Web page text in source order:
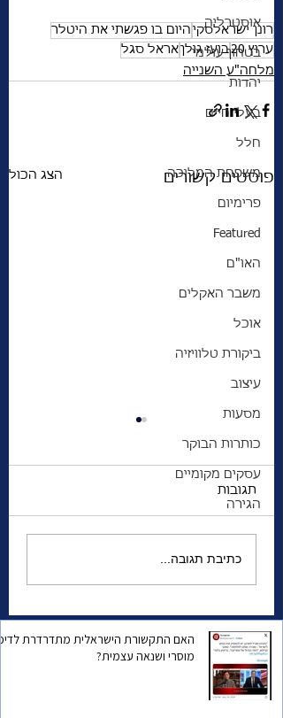
אוסטרליה
בטחון עולמי
יהדות
בעלי חיים
חלל
משפחת המלוכה
פרימיום
Featured
האו"ם
משבר האקלים
אוכל
ביקורת טלוויזיה
עיצוב
מסעות
כותרות הבוקר
עסקים מקומיים
הגירה
רונן ישראלסקי היום בו פגשתי את היטלר
ערוץ 20
בועז גולןאראל סגל
מלחה"ע השנייה
פוסטים קשורים הצג הכול
להסתכל לבת של הרמן
תגובות
כתיבת תגובה...
האם התקשורת הישראלית מתדרדרת
מוסרי ושנאה עצמית?